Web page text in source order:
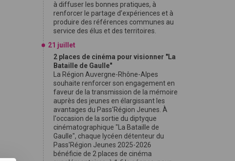
à diffuser les bonnes pratiques, à
renforcer le partage d’expériences et à
produire des références communes au
service des élus et des territoires.
21 juillet
2 places de cinéma pour visionner "La
Bataille de Gaulle"
La Région Auvergne-Rhône-Alpes
souhaite renforcer son engagement en
faveur de la transmission de la mémoire
auprès des jeunes en élargissant les
avantages du Pass'Région Jeunes. À
l'occasion de la sortie du diptyque
cinématographique "La Bataille de
Gaulle", chaque lycéen détenteur du
Pass'Région Jeunes 2025-2026
bénéficie de 2 places de cinéma